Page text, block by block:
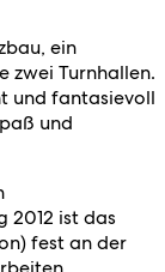
ein
zwei Turnhallen.
und fantasievoll
und
2012 ist das
fest an der